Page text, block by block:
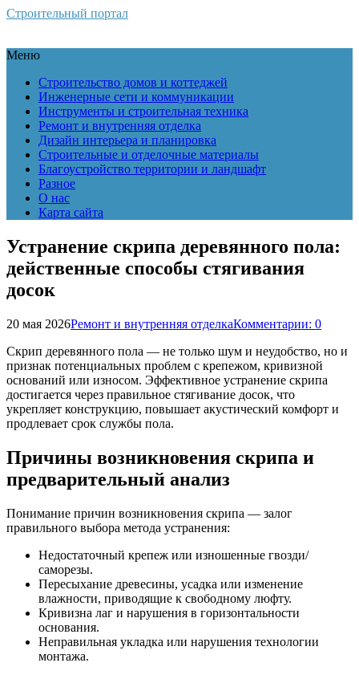
Строительный портал
Меню
Строительство домов и коттеджей
Инженерные сети и коммуникации
Инструменты и строительная техника
Ремонт и внутренняя отделка
Дизайн интерьера и планировка
Строительные и отделочные материалы
Благоустройство территории и ландшафт
Разное
О нас
Карта сайта
Устранение скрипа деревянного пола:
действенные способы стягивания
досок
20 мая 2026Ремонт и внутренняя отделкаКомментарии: 0
Скрип деревянного пола — не только шум и неудобство, но и
признак потенциальных проблем с крепежом, кривизной
оснований или износом. Эффективное устранение скрипа
достигается через правильное стягивание досок, что
укрепляет конструкцию, повышает акустический комфорт и
продлевает срок службы пола.
Причины возникновения скрипа и
предварительный анализ
Понимание причин возникновения скрипа — залог
правильного выбора метода устранения:
Недостаточный крепеж или изношенные гвозди/
саморезы.
Пересыхание древесины, усадка или изменение
влажности, приводящие к свободному люфту.
Кривизна лаг и нарушения в горизонтальности
основания.
Неправильная укладка или нарушения технологии
монтажа.